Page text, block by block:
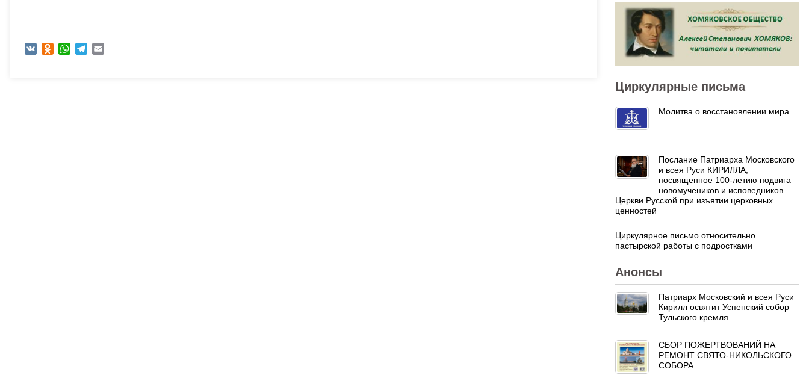
VK Odnoklassniki
WhatsAppTelegram
Циркулярные письма
Молитва о восстановлении мира
Послание Патриарха Московского
и всея Руси КИРИЛЛА,
посвященное 100-летию подвига
новомучеников и исповедников
Церкви Русской при изъятии церковных
ценностей
Циркулярное письмо относительно
пастырской работы с подростками
Анонсы
Патриарх Московский и всея Руси
Кирилл освятит Успенский собор
Тульского кремля
СБОР ПОЖЕРТВОВАНИЙ НА
РЕМОНТ СВЯТО-НИКОЛЬСКОГО
СОБОРА